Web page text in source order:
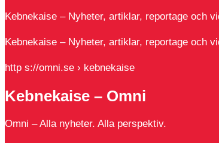
Kebnekaise – Nyheter, artiklar, reportage och
Kebnekaise – Nyheter, artiklar, reportage och
http s://omni.se › kebnekaise
Kebnekaise – Omni
Omni – Alla nyheter. Alla perspektiv.